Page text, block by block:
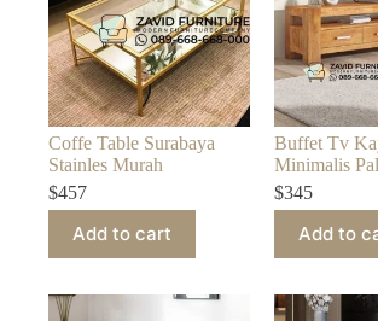
Coffe Table Surabaya
Stainles Murah
$457
Add to cart
Buffet Tv
Minimalis
$345
Add to